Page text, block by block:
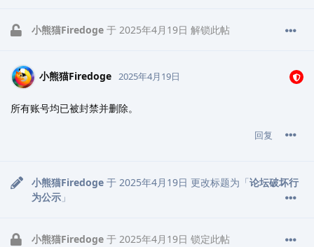
小熊猫Firedoge 于 2025年4月19日 解锁此帖
小熊猫Firedoge 2025年4月19日
所有账号均已被封禁并删除。
回复
小熊猫Firedoge 于 2025年4月19日 更改标题为「论坛破坏行
为公示 」
小熊猫Firedoge 于 2025年4月19日 锁定此帖